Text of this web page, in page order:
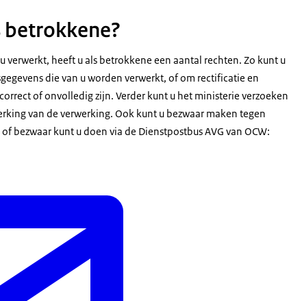
betrokkene?
verwerkt, heeft u als betrokkene een aantal rechten. Zo kunt u
die van u worden verwerkt, of om rectificatie en
of onvolledig zijn. Verder kunt u het ministerie verzoeken
van de verwerking. Ook kunt u bezwaar maken tegen
bezwaar kunt u doen via de Dienstpostbus AVG van OCW: